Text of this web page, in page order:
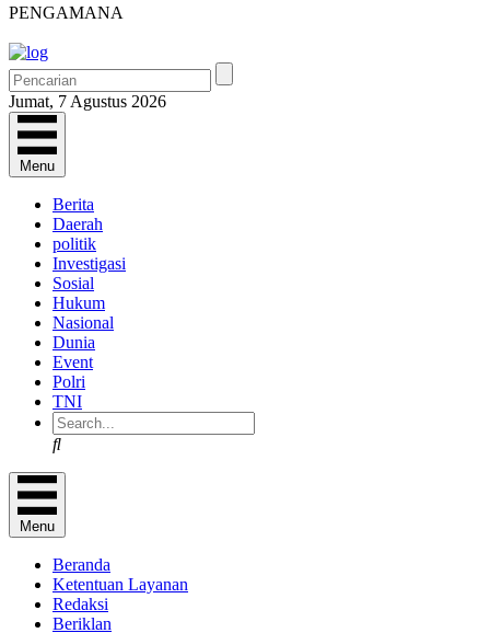
Jumat, 7 Agustus 2026
Menu
Berita
Daerah
politik
Investigasi
Sosial
Hukum
Nasional
Dunia
Event
Polri
TNI
Search
Menu
Beranda
Ketentuan Layanan
Redaksi
Beriklan